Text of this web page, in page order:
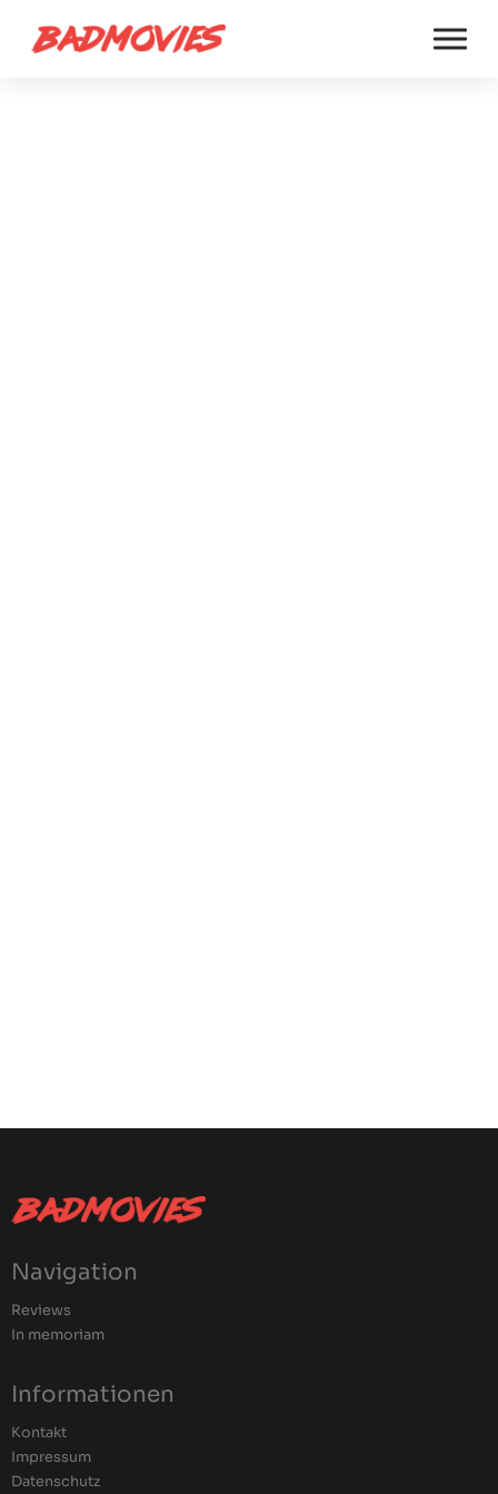
Navigation
Reviews
In memoriam
Informationen
Kontakt
Impressum
Datenschutz